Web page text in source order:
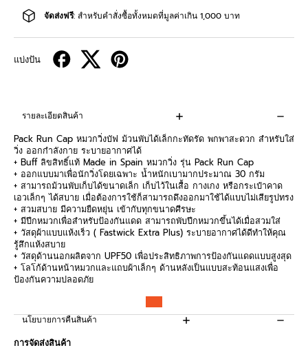
จัดส่งฟรี: สำหรับคำสั่งซื้อทั้งหมดที่มูลค่าเกิน 1,000 บาท
แบ่งปัน
รายละเอียดสินค้า
Pack Run Cap หมวกวิ่งบัฟ ม้วนพับได้เล็กกะทัดรัด พกพาสะดวก สำหรับใส่
วิ่ง ออกกำลังกาย ระบายอากาศได้
+ Buff ลิขสิทธิ์แท้ Made in Spain หมวกวิ่ง รุ่น Pack Run Cap
+ ออกแบบมาเพื่อนักวิ่งโดยเฉพาะ น้ำหนักเบามากประมาณ 30 กรัม
+ สามารถม้วนพับเก็บได้ขนาดเล็ก เก็บไว้ในเสื้อ กางเกง หรือกระเป๋าคาด
เอวเล็กๆ ได้สบาย เมื่อต้องการใช้ก็สามารถดึงออกมาใช้ได้แบบไม่เสียรูปทรง
+ สวมสบาย มีความยืดหยุ่น เข้ากับทุกขนาดศีรษะ
+ มีปีกหมวกเพื่อสำหรับป้องกันแดด สามารถพับปีกหมวกขึ้นได้เมื่อสวมใส่
+ วัสดุผ้าแบบแห้งเร็ว ( Fastwick Extra Plus) ระบายอากาศได้ดีทำให้คุณ
รู้สึกแห้งสบาย
+ วัสดุด้านนอกผลิตจาก UPF50 เพื่อประสิทธิภาพการป้องกันแดดแบบสูงสุด
+ โลโก้ด้านหน้าหมวกและแถบผ้าเล็กๆ ด้านหลังเป็นแบบสะท้อนแสงเพื่อ
ป้องกันความปลอดภัย
นโยบายการคืนสินค้า
การจัดส่งสินค้า